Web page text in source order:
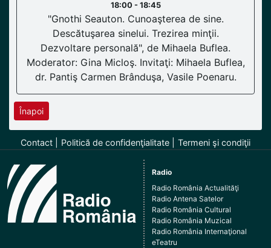
18:00 - 18:45
"Gnothi Seauton. Cunoaşterea de sine.
Descătuşarea sinelui. Trezirea minţii.
Dezvoltare personală", de Mihaela Buflea.
Moderator: Gina Micloş. Invitaţi: Mihaela Buflea,
dr. Pantiş Carmen Brânduşa, Vasile Poenaru.
Înapoi
Contact Politică de confidenţialitate Termeni şi condiţii
Radio
Radio România Actualităţi
Radio Antena Satelor
Radio România Cultural
Radio România Muzical
Radio România Internaţional
eTeatru